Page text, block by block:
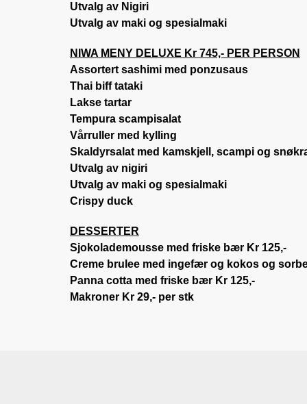
Utvalg av Nigiri
Utvalg av maki og spesialmaki
NIWA MENY DELUXE Kr 745,- PER PERSON
Assortert sashimi med ponzusaus
Thai biff tataki
Lakse tartar
Tempura scampisalat
Vårruller med kylling
Skaldyrsalat med kamskjell, scampi og
Utvalg av nigiri
Utvalg av maki og spesialmaki
Crispy duck
DESSERTER
Sjokolademousse med friske bær Kr 125,-
Creme brulee med ingefær og kokos og
Panna cotta med friske bær Kr 125,-
Makroner Kr 29,- per stk